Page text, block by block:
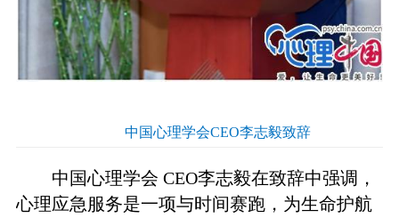
中国心理学会CEO李志毅致辞
中国心理学会 CEO李志毅在致辞中强调，
心理应急服务是一项与时间赛跑，为生命护航